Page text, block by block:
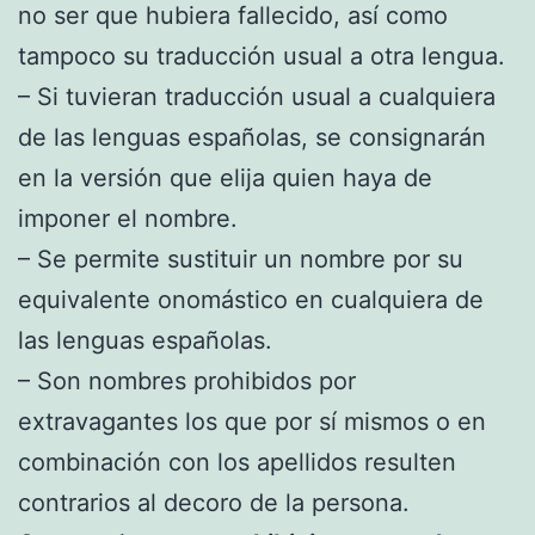
no ser que hubiera fallecido, así como
tampoco su traducción usual a otra lengua.
– Si tuvieran traducción usual a cualquiera
de las lenguas españolas, se consignarán
en la versión que elija quien haya de
imponer el nombre.
– Se permite sustituir un nombre por su
equivalente onomástico en cualquiera de
las lenguas españolas.
– Son nombres prohibidos por
extravagantes los que por sí mismos o en
combinación con los apellidos resulten
contrarios al decoro de la persona.